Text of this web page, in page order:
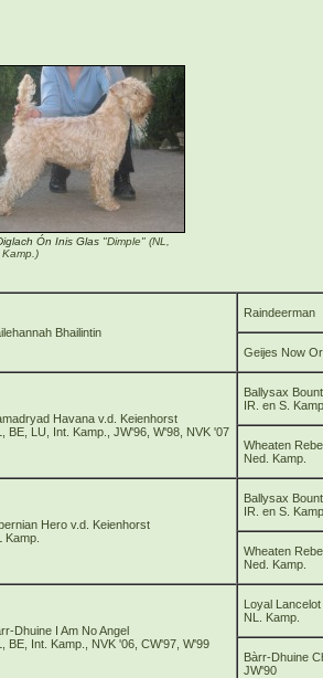
Ón Inis Glas"Dimple" (NL,
Bhailintin
Raindeerman
Geijes Now
Havana v.d. Keienhorst
BE, LU, Int. Kamp., JW'96, W'98, NVK '07
Ballysax
IR. en S. Kamp.
Wheaten
Ned. Kamp.
Hero v.d. Keienhorst
Kamp.
Ballysax
IR. en S. Kamp.
Wheaten
Ned. Kamp.
Dhuine I Am No Angel
BE, Int. Kamp., NVK '06, CW'97, W'99
Loyal
NL. Kamp.
Bàrr-Dhuine
JW'90